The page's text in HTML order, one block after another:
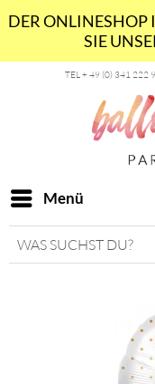
DER ONLINESHOP
SIE
TEL + 49 (0) 341 222
Menü